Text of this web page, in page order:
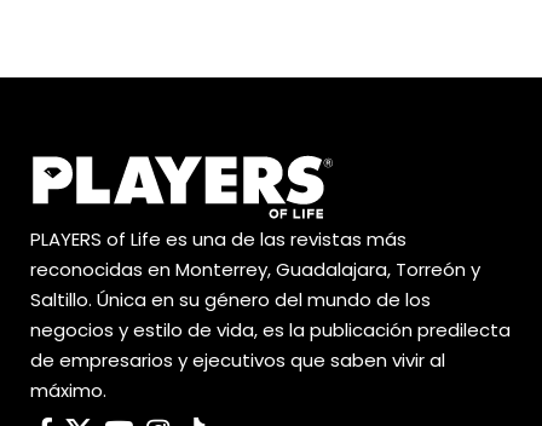
PLAYERS of Life es una de las revistas más
reconocidas en Monterrey, Guadalajara, Torreón y
Saltillo. Única en su género del mundo de los
negocios y estilo de vida, es la publicación predilecta
de empresarios y ejecutivos que saben vivir al
máximo.